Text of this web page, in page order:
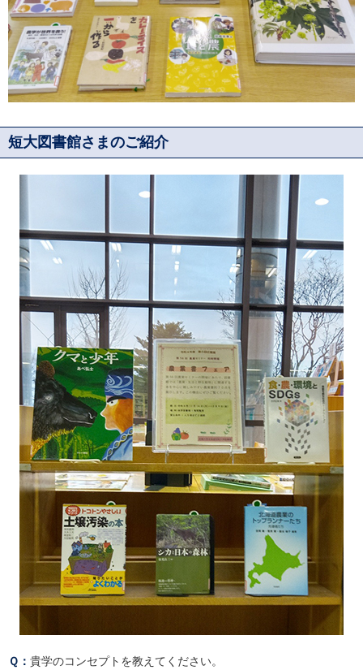
短大図書館さまのご紹介
貴学のコンセプトを教えてください。